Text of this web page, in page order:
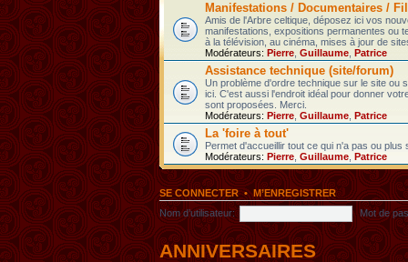
Manifestations / Documentaires /
Amis de l'Arbre celtique, déposez ici vos
manifestations, expositions permanentes ou
à la télévision, au cinéma, mises à jour de
Modérateurs: Pierre Guillaume Patrice
Assistance technique (site/forum)
Un problème d'ordre technique sur le site ou
ici. C'est aussi l'endroit idéal pour donner
sont proposées. Merci.
Modérateurs: Pierre Guillaume Patrice
La 'foire à tout'
Permet d'accueillir tout ce qui n'a pas ou
Modérateurs: Pierre Guillaume Patrice
SE CONNECTER•M’ENREGISTRER
Nom d’utilisateur:
Mot de
ANNIVERSAIRES